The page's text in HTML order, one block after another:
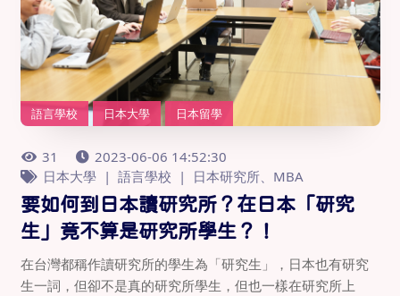
語言學校 日本大學 日本留學
31
2023-06-06 14:52:30
日本大學
語言學校 日本研究所、MBA
要如何到日本讀研究所？在日本「研究
生」竟不算是研究所學生？！
在台灣都稱作讀研究所的學生為「研究生」，日本也有研究
生一詞，但卻不是真的研究所學生，但也一樣在研究所上